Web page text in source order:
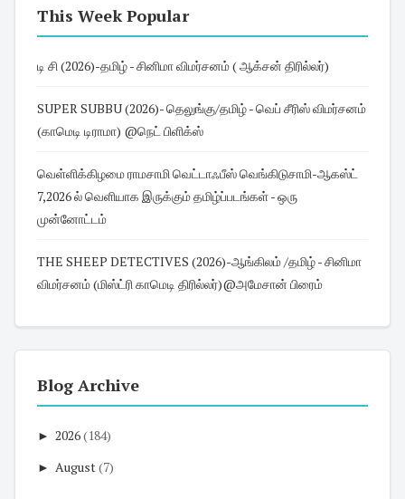
This Week Popular
டி சி (2026)-தமிழ் - சினிமா விமர்சனம் ( ஆக்சன் திரில்லர்)
SUPER SUBBU (2026)- தெலுங்கு/தமிழ் - வெப் சீரிஸ் விமர்சனம்
(காமெடி டிராமா) @நெட் பிளிக்ஸ்
வெள்ளிக்கிழமை ராமசாமி வெட்டாஃபீஸ் வெங்கிடுசாமி-ஆகஸ்ட்
7,2026 ல் வெளியாக இருக்கும் தமிழ்ப்படங்கள் - ஒரு
முன்னோட்டம்
THE SHEEP DETECTIVES (2026)-ஆங்கிலம் /தமிழ் - சினிமா
விமர்சனம் (மிஸ்ட்ரி காமெடி திரில்லர்)@அமேசான் பிரைம்
Blog Archive
► 2026(184)
► August(7)